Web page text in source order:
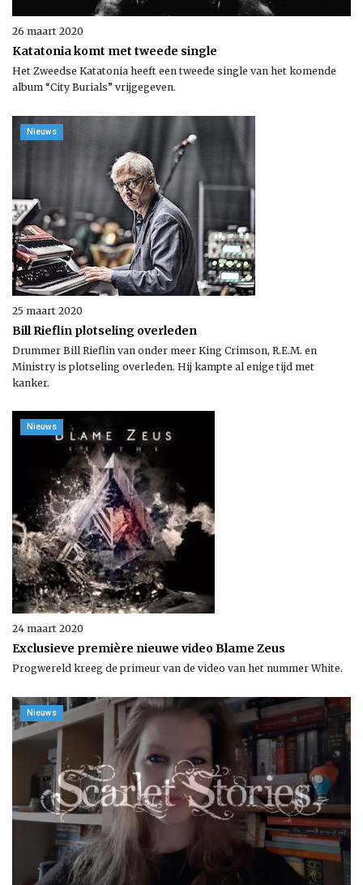
26 maart 2020
Katatonia komt met tweede single
Het Zweedse Katatonia heeft een tweede single van het komende
album “City Burials” vrijgegeven.
Nieuws
25 maart 2020
Bill Rieflin plotseling overleden
Drummer Bill Rieflin van onder meer King Crimson, R.E.M. en
Ministry is plotseling overleden. Hij kampte al enige tijd met
kanker.
Nieuws
24 maart 2020
Exclusieve première nieuwe video Blame Zeus
Progwereld kreeg de primeur van de video van het nummer White.
Nieuws